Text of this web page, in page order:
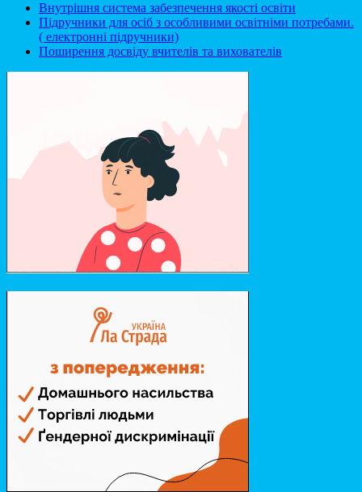
Внутрішня система забезпечення якості освіти
Підручники для осіб з особливими освітніми потребами.
( електронні підручники)
Поширення досвіду вчителів та вихователів